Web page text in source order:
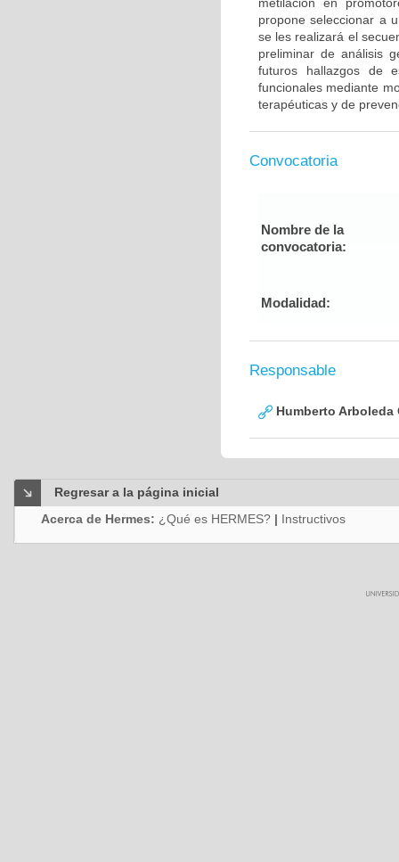
propone seleccionar a
se les realizará el
preliminar de análisis
futuros hallazgos de
funcionales mediante
terapéuticas y de
Convocatoria
Nombre de la
convocatoria:
Modalidad:
Responsable
Humberto Arboleda
Regresar a la página inicial
Acerca de Hermes: ¿Qué es HERMES? | Instructivos